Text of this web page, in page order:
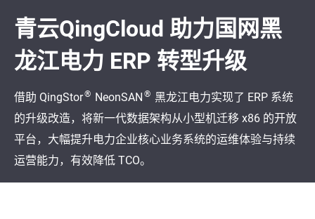
青云QingCloud 助力国网黑
龙江电力 ERP 转型升级
借助 QingStor® NeonSAN ® 黑龙江电力实现了 ERP 系统
的升级改造，将新一代数据架构从小型机迁移 x86 的开放
平台，大幅提升电力企业核心业务系统的运维体验与持续
运营能力，有效降低 TCO。